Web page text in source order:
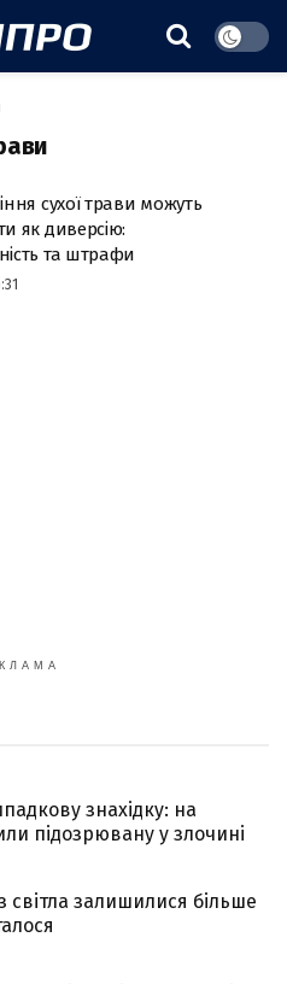
сухої трави можуть
як диверсію:
та штрафи
знахідку: на
підозрювану у злочині
залишилися більше